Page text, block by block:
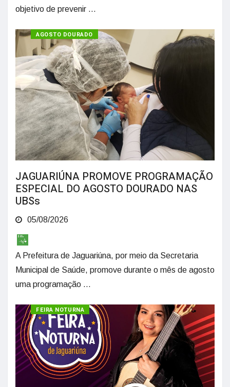
objetivo de prevenir ...
SAÚDE
AGOSTO DOURADO
JAGUARIÚNA PROMOVE PROGRAMAÇÃO
ESPECIAL DO AGOSTO DOURADO NAS
UBSs
05/08/2026
A Prefeitura de Jaguariúna, por meio da Secretaria
Municipal de Saúde, promove durante o mês de agosto
uma programação ...
CULTURA
FEIRA NOTURNA